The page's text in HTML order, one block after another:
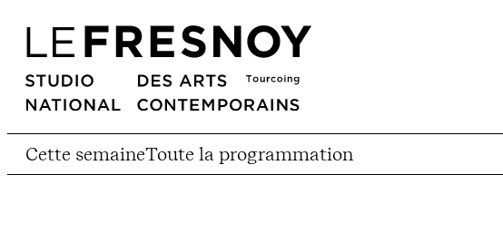
Cette semaineToute la programmation